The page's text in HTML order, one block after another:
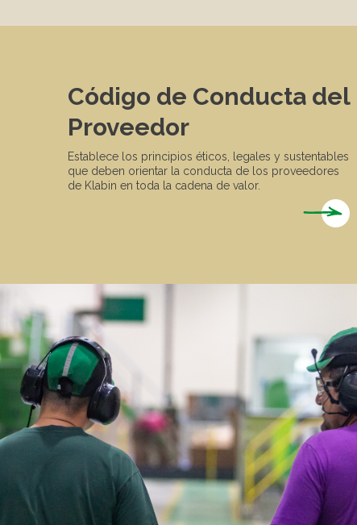
Código de Conducta del
Proveedor
Establece los principios éticos, legales y sustentables
que deben orientar la conducta de los proveedores
de Klabin en toda la cadena de valor.